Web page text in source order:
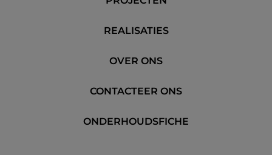
REALISATIES
OVER ONS
CONTACTEER ONS
ONDERHOUDSFICHE